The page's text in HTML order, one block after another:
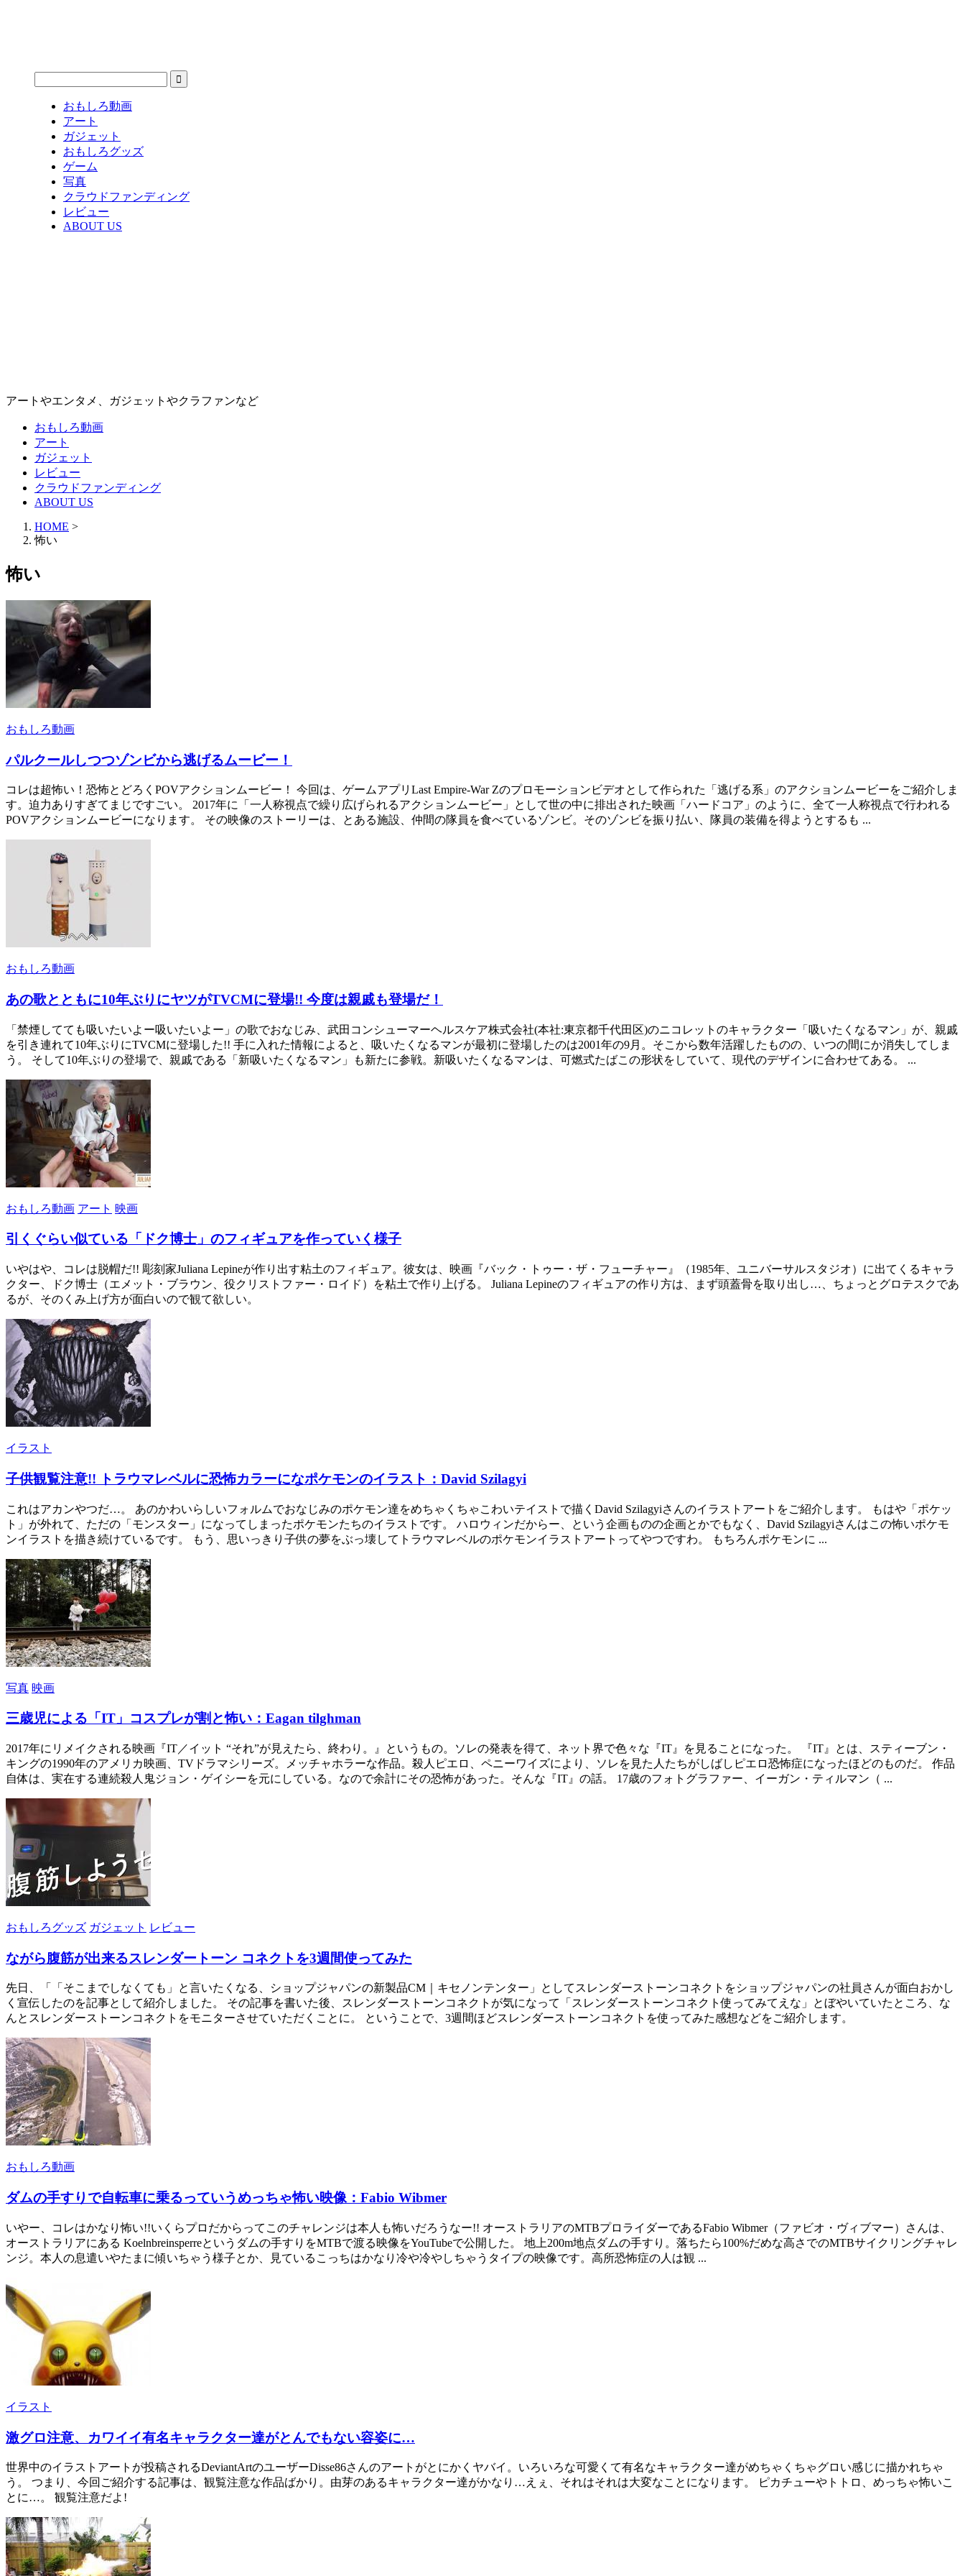
おもしろ動画
アート
ガジェット
おもしろグッズ
ゲーム
写真
クラウドファンディング
レビュー
ABOUT US
アートやエンタメ、ガジェットやクラファンなど
おもしろ動画
アート
ガジェット
レビュー
クラウドファンディング
ABOUT US
HOME >
怖い
怖い
おもしろ動画
パルクールしつつゾンビから逃げるムービー！
コレは超怖い！恐怖とどろくPOVアクションムービー！ 今回は、ゲームアプリLast Empire-War Zのプロモーションビデオとして作られた「逃げる系」のアクションムービーをご紹介しま
す。迫力ありすぎてまじですごい。 2017年に「一人称視点で繰り広げられるアクションムービー」として世の中に排出された映画「ハードコア」のように、全て一人称視点で行われる
POVアクションムービーになります。 その映像のストーリーは、とある施設、仲間の隊員を食べているゾンビ。そのゾンビを振り払い、隊員の装備を得ようとするも ...
おもしろ動画
あの歌とともに10年ぶりにヤツがTVCMに登場!! 今度は親戚も登場だ！
「禁煙してても吸いたいよー吸いたいよー」の歌でおなじみ、武田コンシューマーヘルスケア株式会社(本社:東京都千代田区)のニコレットのキャラクター「吸いたくなるマン」が、親戚
を引き連れて10年ぶりにTVCMに登場した!! 手に入れた情報によると、吸いたくなるマンが最初に登場したのは2001年の9月。そこから数年活躍したものの、いつの間にか消失してしま
う。 そして10年ぶりの登場で、親戚である「新吸いたくなるマン」も新たに参戦。新吸いたくなるマンは、可燃式たばこの形状をしていて、現代のデザインに合わせてある。 ...
おもしろ動画 アート 映画
引くぐらい似ている「ドク博士」のフィギュアを作っていく様子
いやはや、コレは脱帽だ!! 彫刻家Juliana Lepineが作り出す粘土のフィギュア。彼女は、映画『バック・トゥー・ザ・フューチャー』（1985年、ユニバーサルスタジオ）に出てくるキャラ
クター、ドク博士（エメット・ブラウン、役クリストファー・ロイド）を粘土で作り上げる。 Juliana Lepineのフィギュアの作り方は、まず頭蓋骨を取り出し…、ちょっとグロテスクであ
るが、そのくみ上げ方が面白いので観て欲しい。
イラスト
子供観覧注意!! トラウマレベルに恐怖カラーになポケモンのイラスト：David Szilagyi
これはアカンやつだ…。 あのかわいらしいフォルムでおなじみのポケモン達をめちゃくちゃこわいテイストで描くDavid Szilagyiさんのイラストアートをご紹介します。 もはや「ポケッ
ト」が外れて、ただの「モンスター」になってしまったポケモンたちのイラストです。 ハロウィンだからー、という企画ものの企画とかでもなく、David Szilagyiさんはこの怖いポケモ
ンイラストを描き続けているです。 もう、思いっきり子供の夢をぶっ壊してトラウマレベルのポケモンイラストアートってやつですわ。 もちろんポケモンに ...
写真 映画
三歳児による「IT」コスプレが割と怖い：Eagan tilghman
2017年にリメイクされる映画『IT／イット “それ”が見えたら、終わり。』というもの。ソレの発表を得て、ネット界で色々な『IT』を見ることになった。 『IT』とは、スティーブン・
キングの1990年のアメリカ映画、TVドラマシリーズ。メッチャホラーな作品。殺人ピエロ、ペニーワイズにより、ソレを見た人たちがしばしピエロ恐怖症になったほどのものだ。 作品
自体は、実在する連続殺人鬼ジョン・ゲイシーを元にしている。なので余計にその恐怖があった。そんな『IT』の話。 17歳のフォトグラファー、イーガン・ティルマン（ ...
おもしろグッズ ガジェット レビュー
ながら腹筋が出来るスレンダートーン コネクトを3週間使ってみた
先日、「「そこまでしなくても」と言いたくなる、ショップジャパンの新製品CM｜キセノンテンター」としてスレンダーストーンコネクトをショップジャパンの社員さんが面白おかし
く宣伝したのを記事として紹介しました。 その記事を書いた後、スレンダーストーンコネクトが気になって「スレンダーストーンコネクト使ってみてえな」とぼやいていたところ、な
んとスレンダーストーンコネクトをモニターさせていただくことに。 ということで、3週間ほどスレンダーストーンコネクトを使ってみた感想などをご紹介します。
おもしろ動画
ダムの手すりで自転車に乗るっていうめっちゃ怖い映像：Fabio Wibmer
いやー、コレはかなり怖い!!いくらプロだからってこのチャレンジは本人も怖いだろうなー!! オーストラリアのMTBプロライダーであるFabio Wibmer（ファビオ・ヴィブマー）さんは、
オーストラリアにある Koelnbreinsperreというダムの手すりをMTBで渡る映像をYouTubeで公開した。 地上200m地点ダムの手すり。落ちたら100%だめな高さでのMTBサイクリングチャレ
ンジ。本人の息遣いやたまに傾いちゃう様子とか、見ているこっちはかなり冷や冷やしちゃうタイプの映像です。高所恐怖症の人は観 ...
イラスト
激グロ注意、カワイイ有名キャラクター達がとんでもない容姿に…
世界中のイラストアートが投稿されるDeviantArtのユーザーDisse86さんのアートがとにかくヤバイ。いろいろな可愛くて有名なキャラクター達がめちゃくちゃグロい感じに描かれちゃ
う。 つまり、今回ご紹介する記事は、観覧注意な作品ばかり。由芽のあるキャラクター達がかなり…えぇ、それはそれは大変なことになります。 ピカチューやトトロ、めっちゃ怖いこ
とに…。 観覧注意だよ!